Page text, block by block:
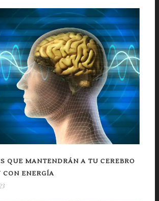
QUE MANTENDRÁN A TU CEREBRO
ENERGÍA